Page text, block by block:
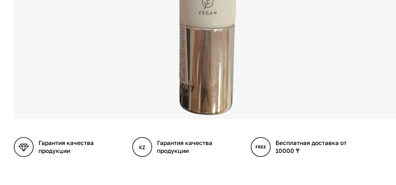
Гарантия качества
продукции
Гарантия качества
продукции
Бесплатная доставка от
10000 ₸